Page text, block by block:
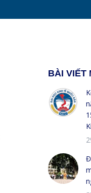
BÀI VIẾT